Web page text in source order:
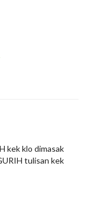
kek klo dimasak
tulisan kek